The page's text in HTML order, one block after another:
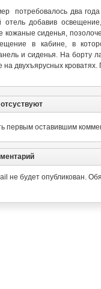
потребовалось два
отель добавив
кожаные сиденья,
в кабине, в
и сиденья. На борту
на двухъярусных
первым оставившим
не будет опубликован.